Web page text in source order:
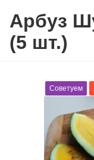
Арбуз
(5 шт.)
Советуем